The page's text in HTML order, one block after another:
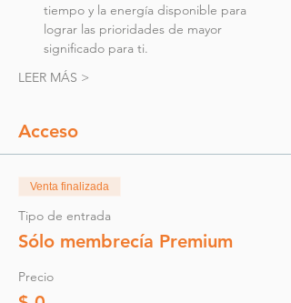
tiempo y la energía disponible para
lograr las prioridades de mayor
significado para ti.
LEER MÁS >
Acceso
Venta finalizada
Tipo de entrada
Sólo membrecía Premium
Precio